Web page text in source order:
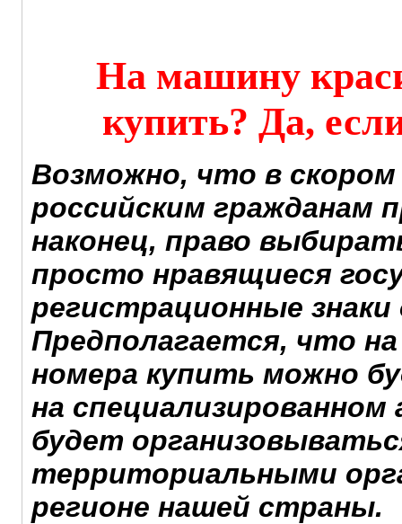
На машину
купить? Да,
Возможно, что в скором
российским гражданам
наконец, право
просто нравящиеся
регистрационные
Предполагается, что
номера купить можно
на
будет
территориальными
регионе нашей страны.